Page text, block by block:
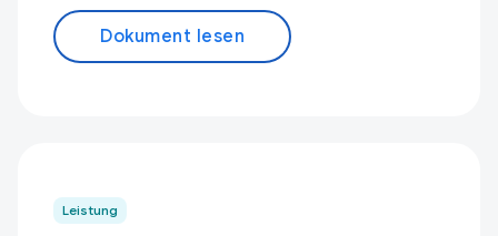
Dokument lesen
Leistung